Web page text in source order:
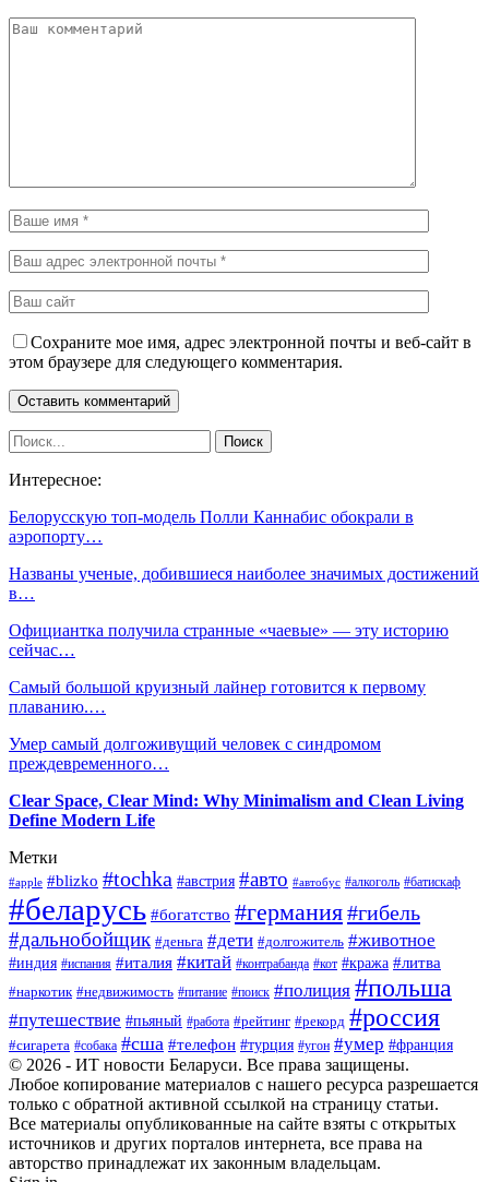
Сохраните мое имя, адрес электронной почты и веб-сайт в
этом браузере для следующего комментария.
Интересное:
Белорусскую топ-модель Полли Каннабис обокрали в
аэропорту…
Названы ученые, добившиеся наиболее значимых достижений
в…
Официантка получила странные «чаевые» — эту историю
сейчас…
Самый большой круизный лайнер готовится к первому
плаванию.…
Умер самый долгоживущий человек с синдромом
преждевременного…
Clear Space, Clear Mind: Why Minimalism and Clean Living
Define Modern Life
Метки
#apple #blizko #tochka #австрия #авто #автобус #алкоголь #батискаф
#беларусь #богатство #германия#гибель
#дальнобойщик #деньга #дети #долгожитель #животное
#индия #испания #италия #китай #контрабанда #кот #кража #литва
#наркотик #недвижимость #питание #поиск #полиция #польша
#путешествие #пьяный #работа #рейтинг #рекорд #россия
#сигарета #собака #сша #телефон #турция #угон #умер #франция
© 2026 - ИТ новости Беларуси. Все права защищены.
Любое копирование материалов с нашего ресурса разрешается
только с обратной активной ссылкой на страницу статьи.
Все материалы опубликованные на сайте взяты с открытых
источников и других порталов интернета, все права на
авторство принадлежат их законным владельцам.